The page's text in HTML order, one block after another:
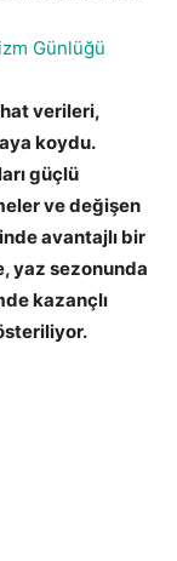
Günlüğü
verileri,
koydu.
güçlü
ve değişen
avantajlı bir
yaz sezonunda
kazançlı